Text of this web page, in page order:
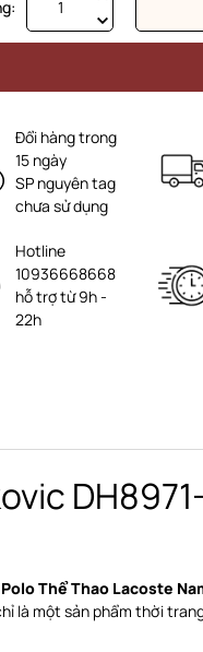
Đổi hàng trong
15 ngày
SP nguyên tag
chưa sử dụng
Hotline
10936668668
hỗ trợ từ 9h -
22h
Thể Thao Lacoste
là một sản phẩm thời